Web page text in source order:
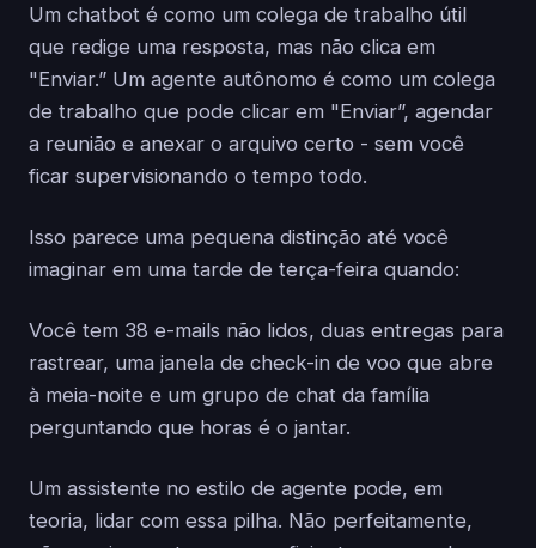
Um chatbot é como um colega de trabalho útil
que redige uma resposta, mas não clica em
"Enviar.” Um agente autônomo é como um colega
de trabalho que pode clicar em "Enviar”, agendar
a reunião e anexar o arquivo certo - sem você
ficar supervisionando o tempo todo.
Isso parece uma pequena distinção até você
imaginar em uma tarde de terça-feira quando:
Você tem 38 e-mails não lidos, duas entregas para
rastrear, uma janela de check-in de voo que abre
à meia-noite e um grupo de chat da família
perguntando que horas é o jantar.
Um assistente no estilo de agente pode, em
teoria, lidar com essa pilha. Não perfeitamente,